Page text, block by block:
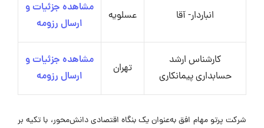
انباردار- آقا عسلویه
مشاهده جزئیات و
ارسال رزومه
کارشناس ارشد
حسابداری پیمانکاری
تهران
مشاهده جزئیات و
ارسال رزومه
شرکت پرتو مهام افق به‌عنوان یک بنگاه اقتصادی دانش‌محور، با تکیه بر